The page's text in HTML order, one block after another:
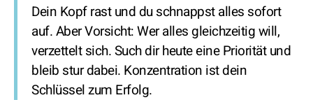
Dein Kopf rast und du schnappst alles sofort
auf. Aber Vorsicht: Wer alles gleichzeitig will,
verzettelt sich. Such dir heute eine Priorität und
bleib stur dabei. Konzentration ist dein
Schlüssel zum Erfolg.